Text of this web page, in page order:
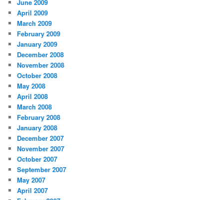
June 2009
April 2009
March 2009
February 2009
January 2009
December 2008
November 2008
October 2008
May 2008
April 2008
March 2008
February 2008
January 2008
December 2007
November 2007
October 2007
September 2007
May 2007
April 2007